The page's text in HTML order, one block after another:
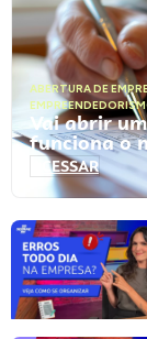
ABERTURA DE
Vai abrir
funciona o
ACESSAR